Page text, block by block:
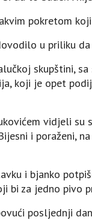
pokretom
u priliku
skupštini,
koji je opet
vidjeli su
i poraženi,
i bjanko
bi za jedno pivo
posljednji